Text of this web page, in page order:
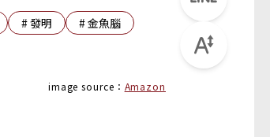
#發明 #金魚腦
image source： Amazon